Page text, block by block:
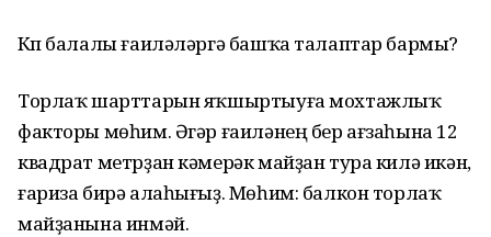
Күп балалы ғаиләләргә башҡа талаптар бармы?
Торлаҡ шарттарын яҡшыртыуға мохтажлыҡ
факторы мөһим. Әгәр ғаиләнең бер ағзаһына 12
квадрат метрҙан кәмерәк майҙан тура килә икән,
ғариза бирә алаһығыҙ. Мөһим: балкон торлаҡ
майҙанына инмәй.